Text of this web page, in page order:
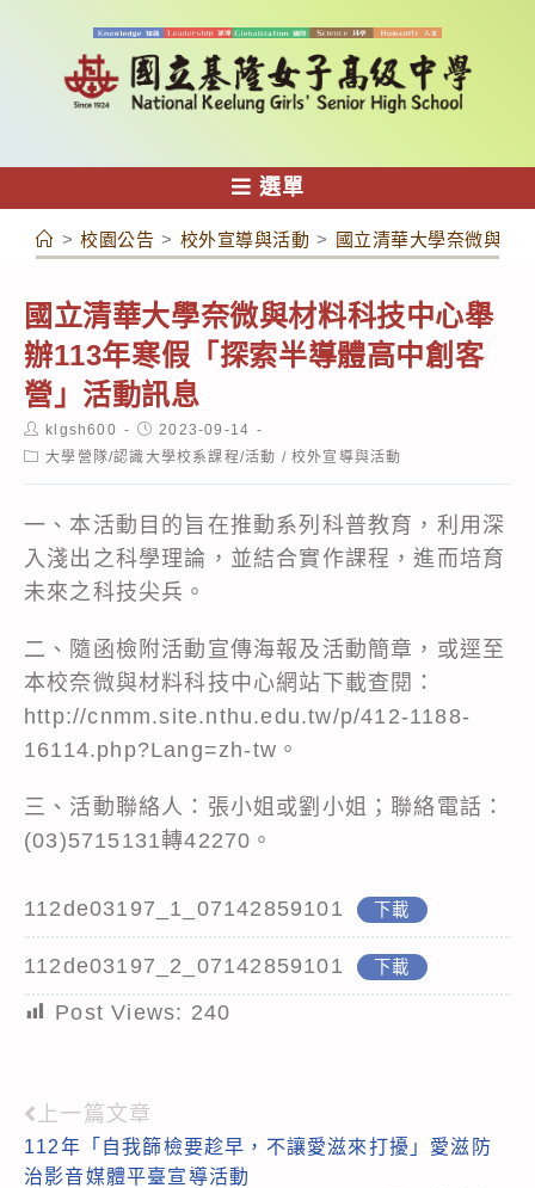
容
選單
> 校園公告 > 校外宣導與活動 > 國立清華大學奈微與材
國立清華大學奈微與材料科技中心舉
辦113年寒假「探索半導體高中創客
營」活動訊息
Post
author:
klgsh600
Post
published:
2023-09-14
Post大學營隊/認識大學校系課程/活動 / 校外宣導與活動
一、本活動目的旨在推動系列科普教育，利用深
入淺出之科學理論，並結合實作課程，進而培育
未來之科技尖兵。
二、隨函檢附活動宣傳海報及活動簡章，或逕至
本校奈微與材料科技中心網站下載查閱：
http://cnmm.site.nthu.edu.tw/p/412-1188-
16114.php?Lang=zh-tw 。
三、活動聯絡人：張小姐或劉小姐；聯絡電話：
(03)5715131轉42270。
112de03197_1_07142859101 下載
112de03197_2_07142859101 下載
Post Views: 240
Read
more
上一篇文章
112年「自我篩檢要趁早，不讓愛滋來打擾」愛滋防
治影音媒體平臺宣導活動